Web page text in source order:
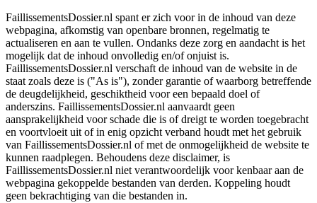
FaillissementsDossier.nl spant er zich voor in de inhoud van deze
webpagina, afkomstig van openbare bronnen, regelmatig te
actualiseren en aan te vullen. Ondanks deze zorg en aandacht is het
mogelijk dat de inhoud onvolledig en/of onjuist is.
FaillissementsDossier.nl verschaft de inhoud van de website in de
staat zoals deze is ("As is"), zonder garantie of waarborg betreffende
de deugdelijkheid, geschiktheid voor een bepaald doel of
anderszins. FaillissementsDossier.nl aanvaardt geen
aansprakelijkheid voor schade die is of dreigt te worden toegebracht
en voortvloeit uit of in enig opzicht verband houdt met het gebruik
van FaillissementsDossier.nl of met de onmogelijkheid de website te
kunnen raadplegen. Behoudens deze disclaimer, is
FaillissementsDossier.nl niet verantwoordelijk voor kenbaar aan de
webpagina gekoppelde bestanden van derden. Koppeling houdt
geen bekrachtiging van die bestanden in.